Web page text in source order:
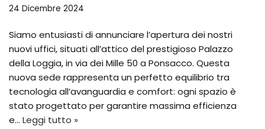
24 Dicembre 2024
Siamo entusiasti di annunciare l’apertura dei nostri
nuovi uffici, situati all’attico del prestigioso Palazzo
della Loggia, in via dei Mille 50 a Ponsacco. Questa
nuova sede rappresenta un perfetto equilibrio tra
tecnologia all’avanguardia e comfort: ogni spazio è
stato progettato per garantire massima efficienza
e… Leggi tutto »